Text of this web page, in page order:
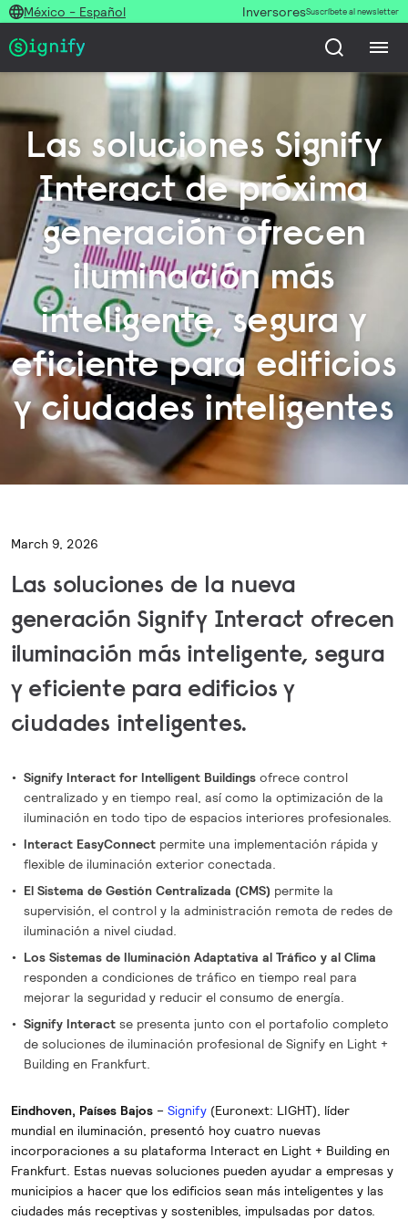
México - Español InversoresSuscríbete al newsletter
Las soluciones Signify
Interact de próxima
generación ofrecen
iluminación más
inteligente, segura y
eficiente para edificios
y ciudades inteligentes
March 9, 2026
Las soluciones de la nueva
generación Signify Interact ofrecen
iluminación más inteligente, segura
y eficiente para edificios y
ciudades inteligentes.
Signify Interact for Intelligent Buildingsofrece control
centralizado y en tiempo real, así como la optimización de la
iluminación en todo tipo de espacios interiores profesionales.
Interact EasyConnectpermite una implementación rápida y
flexible de iluminación exterior conectada.
El Sistema de Gestión Centralizada (CMS) permite la
supervisión, el control y la administración remota de redes de
iluminación a nivel ciudad.
Los Sistemas de Iluminación Adaptativa al Tráfico y al Clima
responden a condiciones de tráfico en tiempo real para
mejorar la seguridad y reducir el consumo de energía.
Signify Interactse presenta junto con el portafolio completo
de soluciones de iluminación profesional de Signify en Light +
Building en Frankfurt.
Eindhoven, Países Bajos– Signify(Euronext: LIGHT), líder
mundial en iluminación, presentó hoy cuatro nuevas
incorporaciones a su plataforma Interact en Light + Building en
Frankfurt. Estas nuevas soluciones pueden ayudar a empresas y
municipios a hacer que los edificios sean más inteligentes y las
ciudades más receptivas y sostenibles, impulsadas por datos.